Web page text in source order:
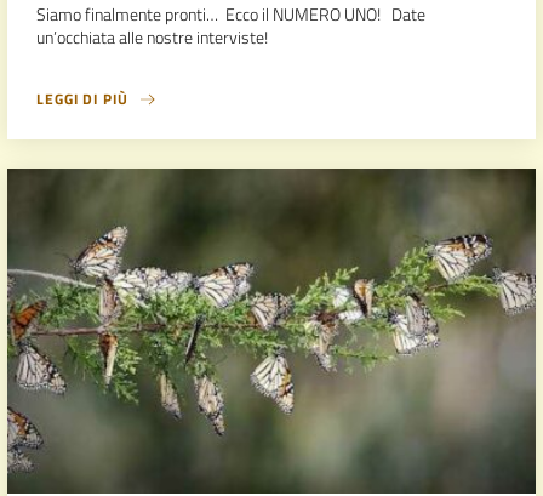
Siamo finalmente pronti… Ecco il NUMERO UNO! Date
un’occhiata alle nostre interviste!
LEGGI DI PIÙ